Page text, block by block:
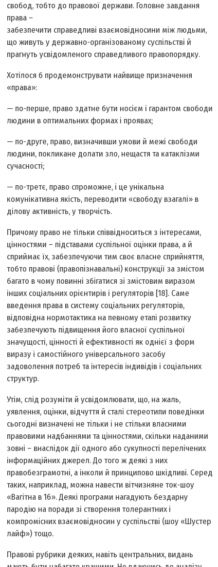
свобод, тобто до правової держави. Головне завдання
права –
забезпечити справедливі взаємовідносини між людьми,
що живуть у державно-організованому суспільстві й
прагнуть усвідомленого справедливого правопорядку.
Хотілося б продемонструвати найвище призначення
«права»:
— по-перше, право здатне бути носієм і гарантом свободи
людини в оптимальних формах і проявах;
— по-друге, право, визначивши умови й межі свободи
людини, покликане долати зло, нещастя та катаклізми
сучасності;
— по-третє, право спроможне, і це унікальна
комунікативна якість, переводити «свободу взагалі» в
ділову активність, у творчість.
Причому право не тільки співвідноситься з інтересами,
цінностями – підставами суспільної оцінки права, а й
сприймає їх, забезпечуючи тим своє власне сприйняття,
тобто правові (правопізнавальні) конструкції за змістом
багато в чому повинні збігатися зі змістовим виразом
інших соціальних орієнтирів і регуляторів [18]. Саме
введення права в систему соціальних регуляторів,
відповідна нормотактика на певному етапі розвитку
забезпечують підвищення його власної суспільної
значущості, цінності й ефективності як однієї з форм
виразу і самостійного універсального засобу
задоволення потреб та інтересів індивідів і соціальних
структур.
Утім, слід розуміти й усвідомлювати, що, на жаль,
уявлення, оцінки, відчуття й сталі стереотипи поведінки
сьогодні визначені не тільки і не стільки власними
правовими надбаннями та цінностями, скільки наданими
зовні – внаслідок дії одного або сукупності перелічених
інформаційних джерел. До того ж деякі з них
правобезграмотні, а інколи й принципово шкідливі. Серед
таких, наприклад, можна навести вітчизняне ток-шоу
«Вагітна в 16». Деякі програми нагадують бездарну
пародію на поради зі створення толерантних і
компромісних взаємовідносин у суспільстві (шоу «Шустер
лайф») тощо.
Правові рубрики деяких, навіть центральних, видань